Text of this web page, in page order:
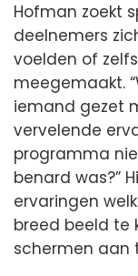
Hofman zoekt
deelnemers
voelden of
meegemaakt.
iemand gezet
vervelende
programma
benard was?”
ervaringen
breed beeld te
schermen aan